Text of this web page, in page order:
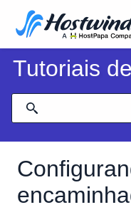
Tutoriais